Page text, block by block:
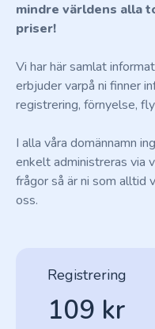
mindre världens alla
priser!
Vi har här samlat
erbjuder varpå ni finner
registrering, förnyelse,
I alla våra domännamn
enkelt administreras via
frågor så är ni som alltid
oss.
Registrering
109 kr